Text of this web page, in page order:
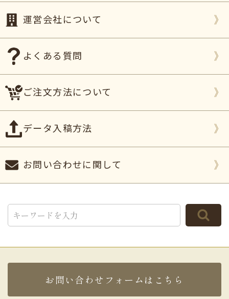
運営会社について
よくある質問
ご注文方法について
データ入稿方法
お問い合わせに関して
お問い合わせフォームはこちら
TOP